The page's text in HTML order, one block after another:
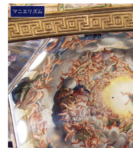
マニエリズム